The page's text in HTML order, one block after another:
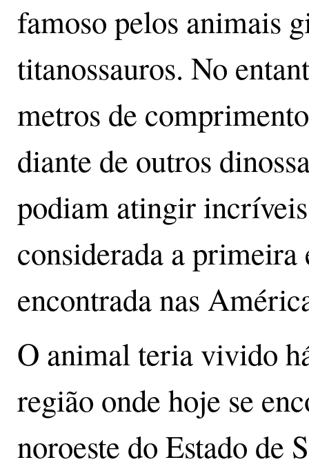
famoso pelos animais
titanossauros. No
metros de
diante de outros
podiam atingir
considerada a primeira
encontrada nas
O animal teria vivido
região onde hoje se
noroeste do Estado de